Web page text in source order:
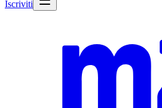
Iscriviti